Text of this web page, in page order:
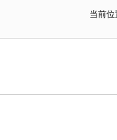
当前位